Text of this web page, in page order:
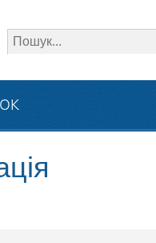
close